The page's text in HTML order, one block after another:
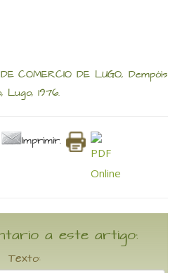
COMERCIO DE LUGO, Dempóis
1976.
Imprimir.
a este artigo:
Texto: